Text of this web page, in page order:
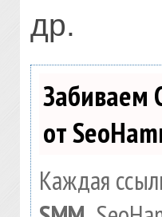
др.
Забиваем
от
Каждая